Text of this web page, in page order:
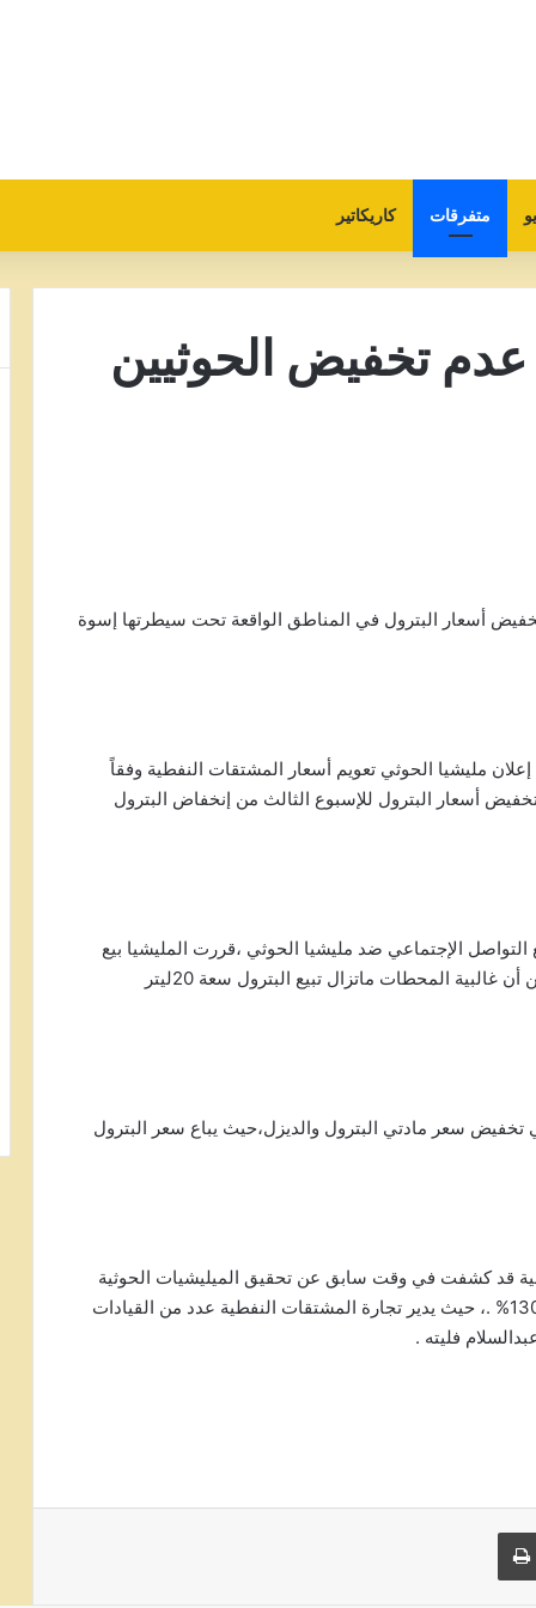
متفرقات كاريكاتير
تخفيض الحوثيين
أسعار البترول في المناطق الواقعة تحت سيطرتها إسوة
الرغم من إعلان مليشيا الحوثي تعويم أسعار المشتقات النفطية وفقاً
أسعار البترول للإسبوع الثالث من إنخفاض البترول
الإجتماعي ضد مليشيا الحوثي ،قررت المليشيا بيع
البترول في عدد من المحطات بسعر 5800ريال في حين أن غالبية المحطات ماتزال تبيع البترول سعة 20ليتر
سعر مادتي البترول والديزل،حيث يباع سعر البترول
قد كشفت في وقت سابق عن تحقيق الميليشيات الحوثية
أرباحاً وفوائد من تجارة المشتقات النفطية تصل إلى 1300% .، حيث يدير تجارة المشتقات النفطية عدد من القيادات
فليته .
طباعة